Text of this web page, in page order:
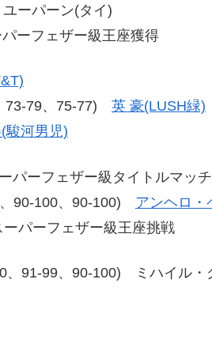
ーパーン(タイ)
ーフェザー級王座獲得
73-79、75-77) 英 豪(LUSH緑)
駿河男児)
パーフェザー級タイトルマッチ
90-100、90-100) アンヘロ・
パーフェザー級王座挑戦
91-99、90-100) ミハイル・